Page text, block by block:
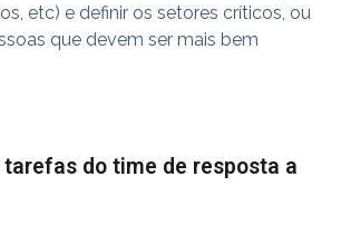
etc) e definir os setores críticos, ou
que devem ser mais bem
tarefas do time de resposta a